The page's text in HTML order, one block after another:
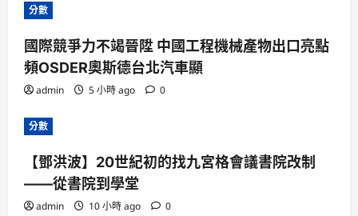
分數
國際競爭力不竭晉陞 中國工程機械產物出口亮點
頻OSDER奧斯德台北汽車顯
admin 5 小時 ago 0
分數
【鄧洪波】20世紀初的找九宮格會議書院改制
——從書院到學堂
admin 10 小時 ago 0